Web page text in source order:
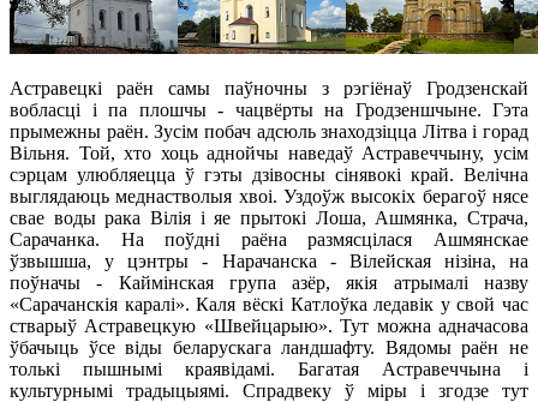
Астравецкі раён самы паўночны з рэгіёнаў Гродзенскай
вобласці і па плошчы - чацвёрты на Гродзеншчыне. Гэта
прымежны раён. Зусім побач адсюль знаходзіцца Літва і горад
Вільня. Той, хто хоць аднойчы наведаў Астравеччыну, усім
сэрцам улюбляецца ў гэты дзівосны сінявокі край. Велічна
выглядаюць меднастволыя хвоі. Уздоўж высокіх берагоў нясе
свае воды рака Вілія і яе прытокі Лоша, Ашмянка, Страча,
Сарачанка. На поўдні раёна размясцілася Ашмянскае
ўзвышша, у цэнтры - Нарачанска - Вілейская нізіна, на
поўначы - Каймінская група азёр, якія атрымалі назву
«Сарачанскія каралі». Каля вёскі Катлоўка ледавік у свой ​​час
стварыў Астравецкую «Швейцарыю». Тут можна адначасова
ўбачыць ўсе віды беларускага ландшафту. Вядомы раён не
толькі пышнымі краявідамі. Багатая Астравеччына і
культурнымі традыцыямі. Спрадвеку ў міры і згодзе тут